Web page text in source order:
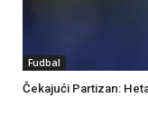
Fudbal
Čekajući Partizan: